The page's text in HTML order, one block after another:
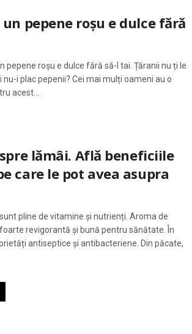
pepene roșu e dulce fără
pepene roșu e dulce fără să-l tai. Țăranii nu ți le
nu-i plac pepenii? Cei mai mulți oameni au o
acest...
lămâi. Află beneficiile
care le pot avea asupra
pline de vitamine și nutrienți. Aroma de
revigorantă și bună pentru sănătate. În
antiseptice și antibacteriene. Din păcate,